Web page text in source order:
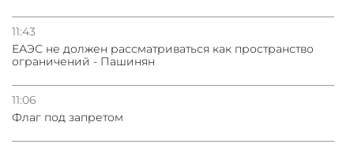
11:43
ЕАЭС не должен рассматриваться как пространство
ограничений - Пашинян
11:06
Флаг под запретом